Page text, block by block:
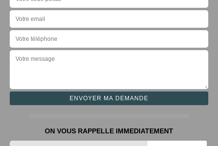
ON VOUS RAPPELLE IMMEDIATEMENT